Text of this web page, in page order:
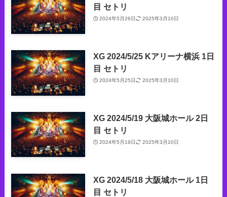
目 セトリ
2024年5月26日 2025年3月10日
XG 2024/5/25 Kアリーナ横浜 1日
目 セトリ
2024年5月25日 2025年3月10日
XG 2024/5/19 大阪城ホール 2日
目 セトリ
2024年5月19日 2025年3月10日
XG 2024/5/18 大阪城ホール 1日
目 セトリ